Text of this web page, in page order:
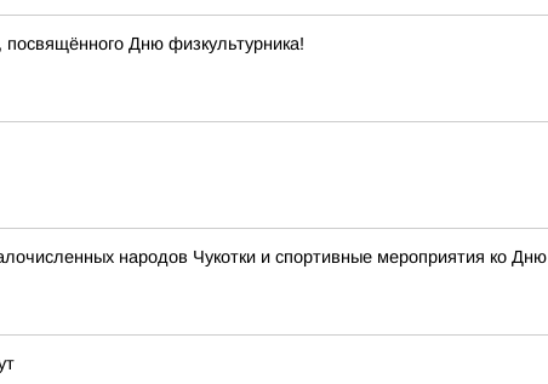
Дню физкультурника!
народов Чукотки и спортивные мероприятия ко Дню